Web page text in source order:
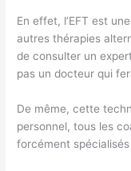
En effet, l’EFT est
autres thérapies
de consulter un
pas un docteur qui
De même, cette
personnel, tous les
forcément